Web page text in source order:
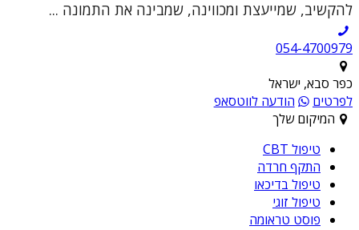
להקשיב, שמייעצת ומכווינה, שמבינה את התמונה ...
054-4700979
כפר סבא, ישראל
לפרטים
הודעה לווטסאפ
המיקום שלך
טיפול CBT
התקף חרדה
טיפול בדיכאו
טיפול זוגי
פוסט טראומה